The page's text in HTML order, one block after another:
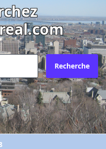
Recherche